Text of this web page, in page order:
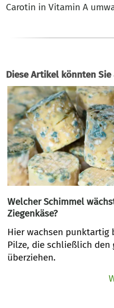
Carotin in Vitamin A
Diese Artikel könnten
Welcher Schimmel
Ziegenkäse?
Hier wachsen punktartig
Pilze, die schließlich den
überziehen.